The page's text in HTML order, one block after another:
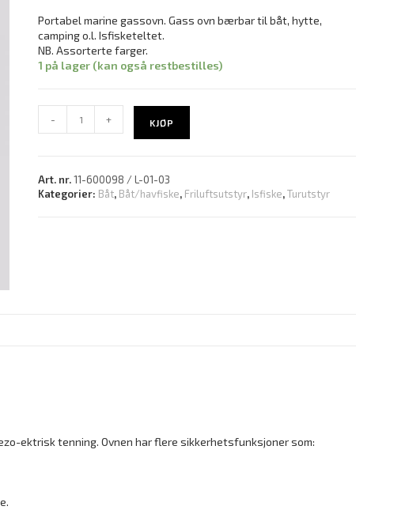
Portabel marine gassovn. Gass ovn bærbar til båt, hytte,
camping o.l. Isfisketeltet.
NB. Assorterte farger.
1 på lager (kan også restbestilles)
- + KJØP
Art. nr.11-600098 / L-01-03
Kategorier: Båt, Båt/havfiske, Friluftsutstyr, Isfiske,Turutstyr
ektrisk tenning. Ovnen har flere sikkerhetsfunksjoner som: